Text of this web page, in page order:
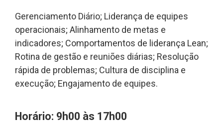
Gerenciamento Diário; Liderança de equipes
operacionais; Alinhamento de metas e
indicadores; Comportamentos de liderança Lean;
Rotina de gestão e reuniões diárias; Resolução
rápida de problemas; Cultura de disciplina e
execução; Engajamento de equipes.
Horário: 9h00 às 17h00